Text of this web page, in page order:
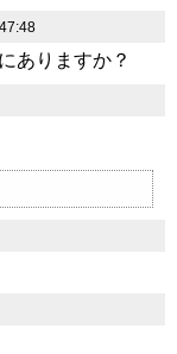
ありますか？